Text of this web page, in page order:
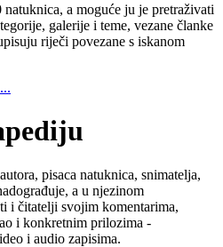
a moguće ju je pretraživati
galerije i teme, vezane članke
riječi povezane s iskanom
pisaca natuknica, snimatelja,
a u njezinom
i čitatelji svojim komentarima,
i konkretnim prilozima -
i audio zapisima.